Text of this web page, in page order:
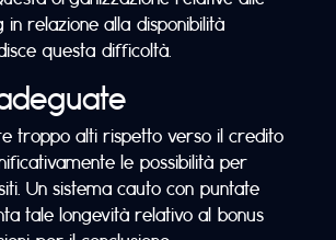
in relazione alla disponibilità
questa difficoltà.
troppo alti rispetto verso il credito
le possibilità per
Un sistema cauto con puntate
tale longevità relativo al bonus